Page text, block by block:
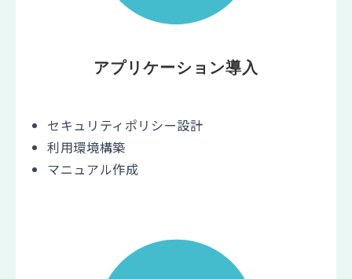
アプリケーション導入
セキュリティポリシー設計
利用環境構築
マニュアル作成